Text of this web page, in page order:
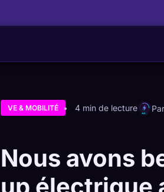
VE & MOBILITÉ 4 min de lecture
Nous avons